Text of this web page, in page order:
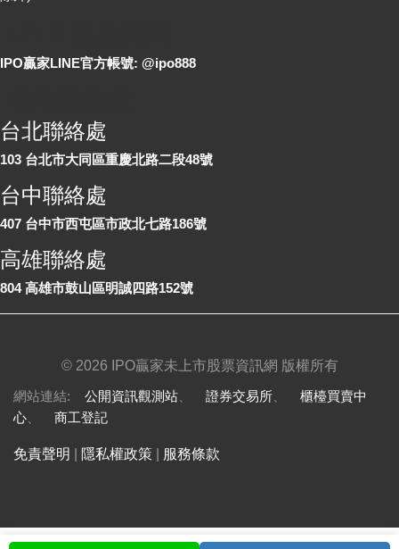
IPO贏家LINE官方帳號: @ipo888
台北聯絡處
103 台北市大同區重慶北路二段48號
台中聯絡處
407 台中市西屯區市政北七路186號
高雄聯絡處
804 高雄市鼓山區明誠四路152號
© 2026 IPO贏家未上市股票資訊網 版權所有
網站連結: 公開資訊觀測站 證券交易所
櫃檯買賣中
心
商工登記
免責聲明 隱私權政策 服務條款